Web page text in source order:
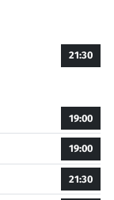
21:30
19:00
19:00
21:30